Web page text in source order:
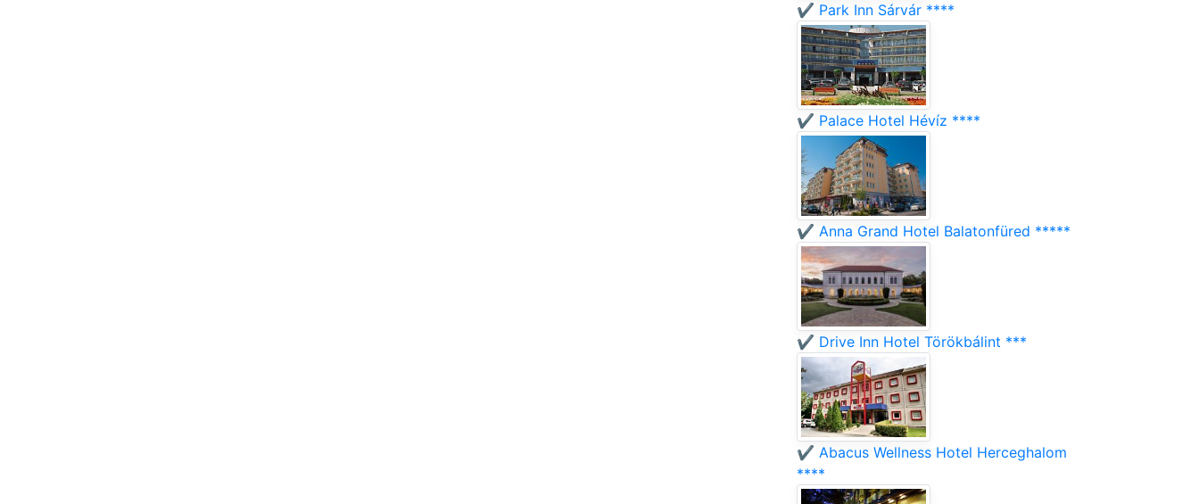
✔️ Park Inn Sárvár ****
✔️ Palace Hotel Hévíz ****
✔️ Anna Grand Hotel Balatonfüred *****
✔️ Drive Inn Hotel Törökbálint ***
✔️ Abacus Wellness Hotel Herceghalom
****